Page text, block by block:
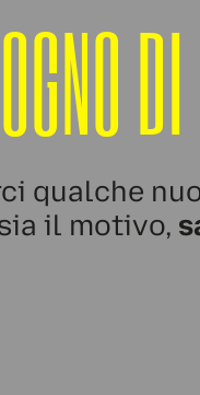
qualche
il motivo,